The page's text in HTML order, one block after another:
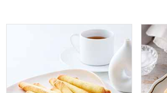
東京風月堂 パピヨットM(24本入ホテ